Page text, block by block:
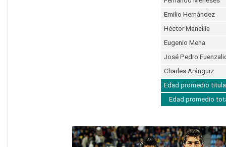
Emilio Hernández
Héctor Mancilla
Eugenio Mena
José Pedro
Charles Aránguiz
Edad promedio
Edad promedio